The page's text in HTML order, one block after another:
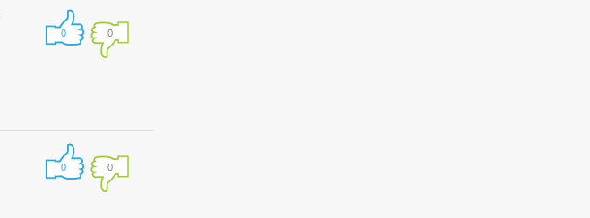
0 0
0 0